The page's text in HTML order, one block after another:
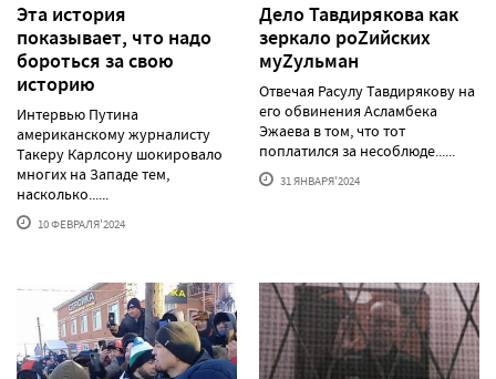
Эта история
показывает, что надо
бороться за свою
историю
Интервью Путина
американскому журналисту
Такеру Карлсону шокировало
многих на Западе тем,
насколько......
10 ФЕВРАЛЯ'2024
Дело Тавдирякова как
зеркало роZийских
муZульман
Отвечая Расулу Тавдирякову на
его обвинения Асламбека
Эжаева в том, что тот
поплатился за несоблюде......
31 ЯНВАРЯ'2024